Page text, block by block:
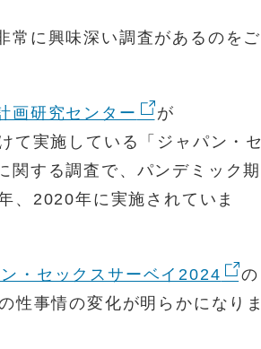
常に興味深い調査があるのをご
画研究センター
が
て実施している「ジャパン・セ
関する調査で、パンデミック期
、2020年に実施されていま
ン・セックスサーベイ2024
の
性事情の変化が明らかになりま